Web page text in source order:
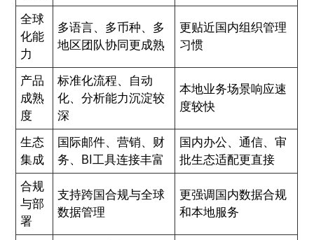
全球
化能
力
多语言、多币种、多
地区团队协同更成熟
更贴近国内组织管理
习惯
产品
成熟
度
标准化流程、自动
化、分析能力沉淀较
深
本地业务场景响应速
度较快
生态
集成
国际邮件、营销、财
务、BI工具连接丰富
国内办公、通信、审
批生态适配更直接
合规
与部
署
支持跨国合规与全球
数据管理
更强调国内数据合规
和本地服务